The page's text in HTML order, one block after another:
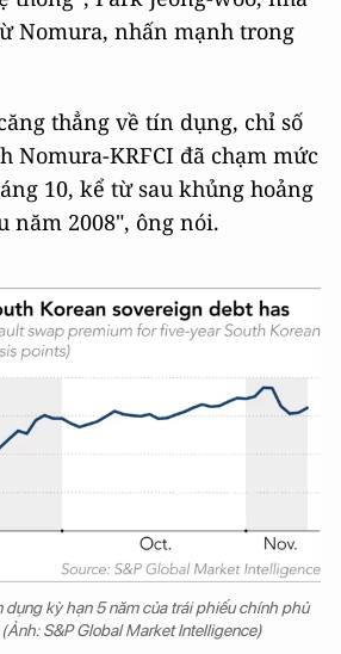
Nomura, nhấn mạnh trong
thẳng về tín dụng, chỉ số
Nomura-KRFCI đã chạm mức
10, kể từ sau khủng hoảng
năm 2008", ông nói.
dụng kỳ hạn 5 năm của trái phiếu chính phủ
S&P Global Market Intelligence)